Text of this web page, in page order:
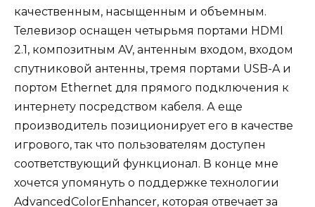
качественным, насыщенным и объемным.
Телевизор оснащен четырьмя портами HDMI
2.1, композитным AV, антенным входом, входом
спутниковой антенны, тремя портами USB-A и
портом Ethernet для прямого подключения к
интернету посредством кабеля. А еще
производитель позиционирует его в качестве
игрового, так что пользователям доступен
соответствующий функционал. В конце мне
хочется упомянуть о поддержке технологии
AdvancedColorEnhancer, которая отвечает за